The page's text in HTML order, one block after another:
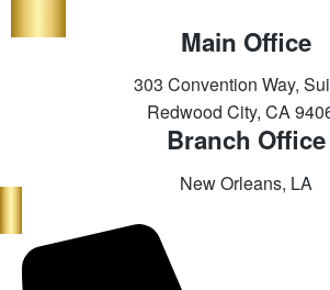
Main Office
303 Convention Way,
Redwood City, CA
Branch Office
New Orleans, LA